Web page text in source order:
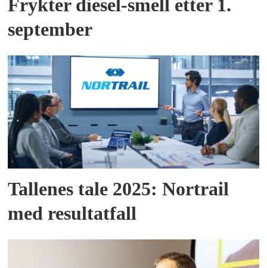
Frykter diesel-smell etter 1.
september
Tallenes tale 2025: Nortrail
med resultatfall